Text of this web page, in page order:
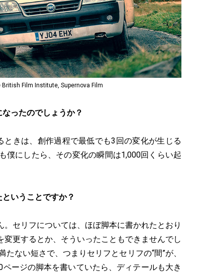
Film Institute, Supernova Film
ったのでしょうか？
きは、創作過程で最低でも3回の変化が生じる
僕にしたら、その変化の瞬間は1,000回くらい起
いうことですか？
セリフについては、ほぼ脚本に書かれたとおり
更するとか、そういったこともできませんでし
ない短さで、つまりセリフとセリフの“間”が、
ージの脚本を書いていたら、ディテールも大き